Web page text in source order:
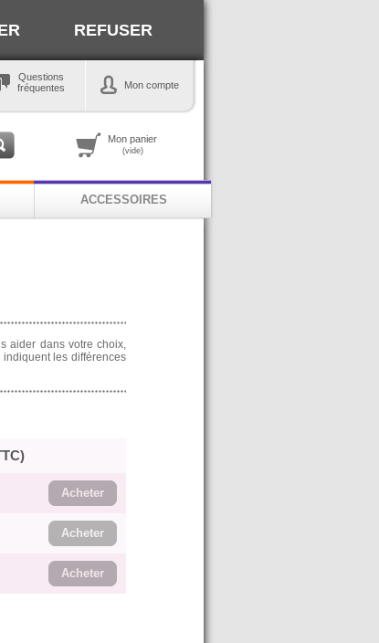
REFUSER
Questions
fréquentes
Mon compte
Mon panier
(vide)
ACCESSOIRES
aider dans votre choix,
les différences
Acheter
Acheter
Acheter